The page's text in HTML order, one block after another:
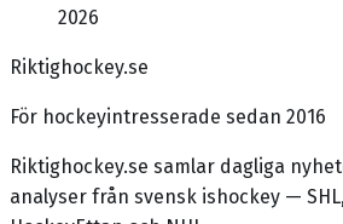
2026
Riktighockey.se
För hockeyintresserade sedan 2016
Riktighockey.se samlar dagliga
analyser från svensk ishockey —